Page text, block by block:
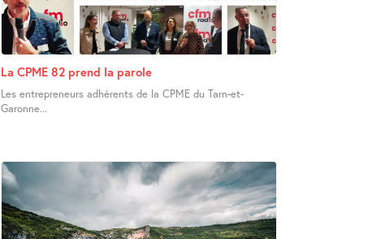
La CPME 82 prend la parole
Les entrepreneurs adhérents de la CPME du Tarn-et-
Garonne...